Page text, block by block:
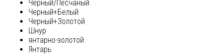
Черный/Песчаный
Черный+Белый
Черный+Золотой
Шнур
янтарно-золотой
Янтарь